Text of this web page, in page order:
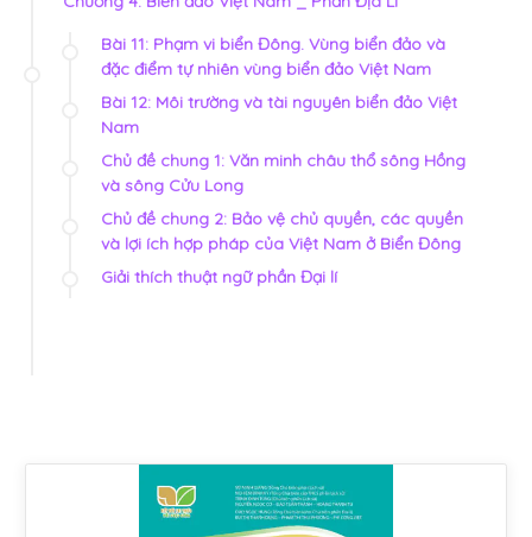
Bài 11: Phạm vi biển Đông. Vùng biển đảo và
đặc điểm tự nhiên vùng biển đảo Việt Nam
Bài 12: Môi trường và tài nguyên biển đảo Việt
Nam
Chủ đề chung 1: Văn minh châu thổ sông Hồng
và sông Cửu Long
Chủ đề chung 2: Bảo vệ chủ quyền, các quyền
và lợi ích hợp pháp của Việt Nam ở Biển Đông
Giải thích thuật ngữ phần Đại lí